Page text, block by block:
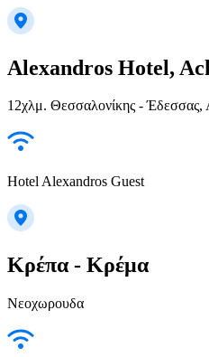
Alexandros Hotel,
12χλμ. Θεσσαλονίκης - Έδεσσας,
Hotel Alexandros Guest
Κρέπα - Κρέμα
Νεοχωρουδα